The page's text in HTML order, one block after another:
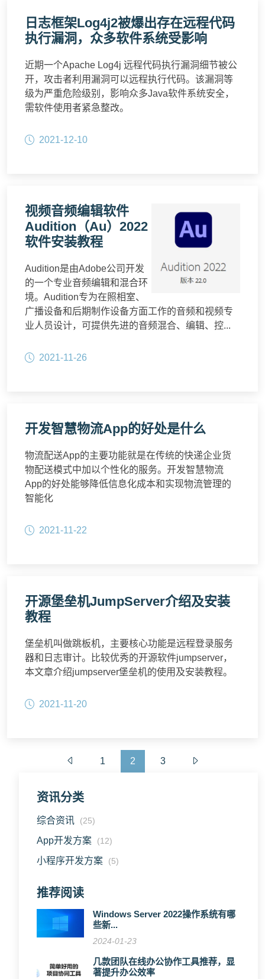
日志框架Log4j2被爆出存在远程代码
执行漏洞，众多软件系统受影响
近期一个Apache Log4j 远程代码执行漏洞细节被公
开，攻击者利用漏洞可以远程执行代码。该漏洞等
级为严重危险级别，影响众多Java软件系统安全，
需软件使用者紧急整改。
2021-12-10
视频音频编辑软件
Audition（Au）2022
软件安装教程
Audition是由Adobe公司开发
的一个专业音频编辑和混合环
境。Audition专为在照相室、
广播设备和后期制作设备方面工作的音频和视频专
业人员设计，可提供先进的音频混合、编辑、控...
2021-11-26
开发智慧物流App的好处是什么
物流配送App的主要功能就是在传统的快递企业货
物配送模式中加以个性化的服务。开发智慧物流
App的好处能够降低信息化成本和实现物流管理的
智能化
2021-11-22
开源堡垒机JumpServer介绍及安装
教程
堡垒机叫做跳板机，主要核心功能是远程登录服务
器和日志审计。比较优秀的开源软件jumpserver，
本文章介绍jumpserver堡垒机的使用及安装教程。
2021-11-20
1 2 3
资讯分类
综合资讯 (25)
App开发方案 (12)
小程序开发方案 (5)
推荐阅读
Windows Server 2022操作系统有哪
些新...
2024-01-23
几款团队在线办公协作工具推荐，显
著提升办公效率